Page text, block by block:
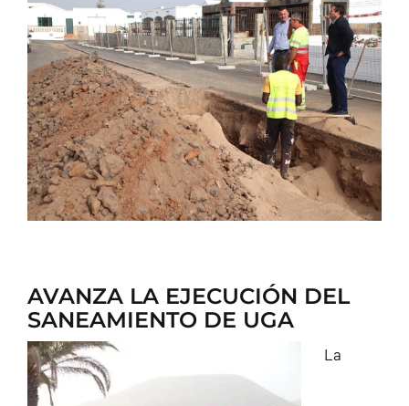
TURISMO
CONTACTO
AVANZA LA EJECUCIÓN DEL
SANEAMIENTO DE UGA
La